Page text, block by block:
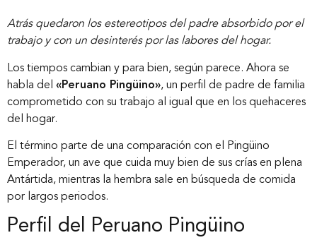
Atrás quedaron los estereotipos del padre absorbido por el
trabajo y con un desinterés por las labores del hogar.
Los tiempos cambian y para bien, según parece. Ahora se
habla del «Peruano Pingüino», un perfil de padre de familia
comprometido con su trabajo al igual que en los quehaceres
del hogar.
El término parte de una comparación con el Pingüino
Emperador, un ave que cuida muy bien de sus crías en plena
Antártida, mientras la hembra sale en búsqueda de comida
por largos periodos.
Perfil del Peruano Pingüino